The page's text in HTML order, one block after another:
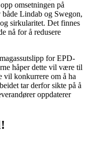
omsetningen på
Lindab og Swegon,
sirkularitet. Det finnes
nå for å redusere
for EPD-
håper dette vil være til
vil konkurrere om å ha
tar derfor sikte på å
oppdaterer